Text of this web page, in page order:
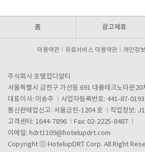
홈 광고제휴
이용약관 유료서비스 이용약관 개인정
주식회사 호텔업디알티
서울특별시 금천구 가산동 691 대륭테크노타운20
대표이사: 이송주
사업자등록번호: 441-87-
통신판매업신고: 서울금천-1204 호
직업정보:
고객센터: 1644-7896
Fax: 02-2225-8487
이메일: hdrt1109@hotelupdrt.com
Copyright ⓒ HotelupDRT Corp. All Right